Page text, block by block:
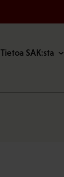
Tietoa SAK:sta